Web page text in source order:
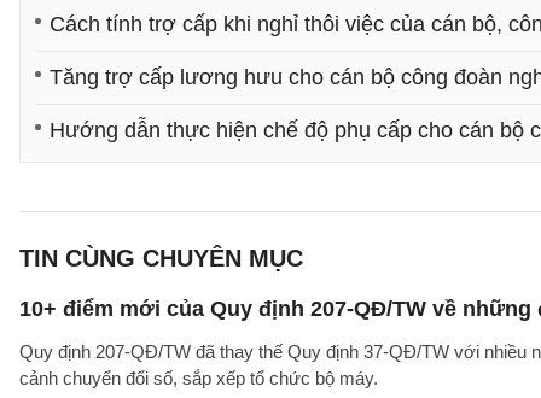
Cách tính trợ cấp khi nghỉ thôi việc của cán bộ,
Tăng trợ cấp lương hưu cho cán bộ công đoàn
Hướng dẫn thực hiện chế độ phụ cấp cho cán bộ
TIN CÙNG CHUYÊN MỤC
10+ điểm mới của Quy định 207-QĐ/TW về
Quy định 207-QĐ/TW đã thay thế Quy định 37-QĐ/TW với
cảnh chuyển đổi số, sắp xếp tổ chức bộ máy.